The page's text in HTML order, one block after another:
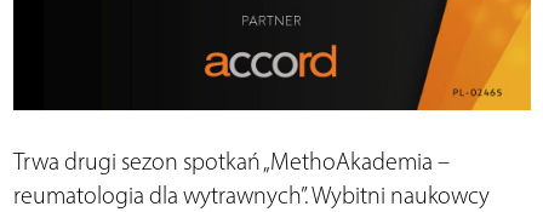
Trwa drugi sezon spotkań „MethoAkademia –
reumatologia dla wytrawnych”. Wybitni naukowcy